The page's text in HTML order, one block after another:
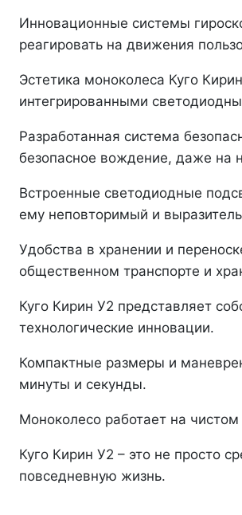
Инновационные системы
реагировать на движения
Эстетика моноколеса Куго
интегрированными
Разработанная система
безопасное вождение, даже на
Встроенные светодиодные
ему неповторимый и
Удобства в хранении и
общественном транспорте и
Куго Кирин У2 представляет
технологические инновации.
Компактные размеры и
минуты и секунды.
Моноколесо работает на
Куго Кирин У2 – это не просто
повседневную жизнь.